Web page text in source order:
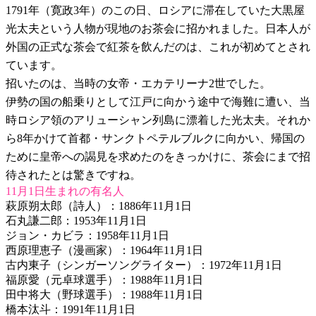
1791年（寛政3年）のこの日、ロシアに滞在していた大黒屋
光太夫という人物が現地のお茶会に招かれました。日本人が
外国の正式な茶会で紅茶を飲んだのは、これが初めてとされ
ています。
招いたのは、当時の女帝・エカテリーナ2世でした。
伊勢の国の船乗りとして江戸に向かう途中で海難に遭い、当
時ロシア領のアリューシャン列島に漂着した光太夫。それか
ら8年かけて首都・サンクトペテルブルクに向かい、帰国の
ために皇帝への謁見を求めたのをきっかけに、茶会にまで招
待されたとは驚きですね。
11月1日生まれの有名人
萩原朔太郎（詩人）：1886年11月1日
石丸謙二郎：1953年11月1日
ジョン・カビラ：1958年11月1日
西原理恵子（漫画家）：1964年11月1日
古内東子（シンガーソングライター）：1972年11月1日
福原愛（元卓球選手）：1988年11月1日
田中将大（野球選手）：1988年11月1日
橋本汰斗：1991年11月1日